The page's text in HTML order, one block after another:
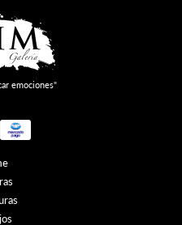
emociones"
Métodos
de